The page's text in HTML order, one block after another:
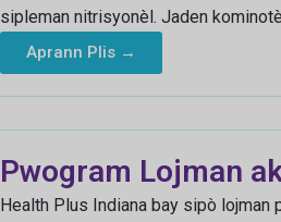
sipleman nitrisyonèl. Jaden
Aprann Plis →
Pwogram Lojman
Health Plus Indiana bay sipò lojman